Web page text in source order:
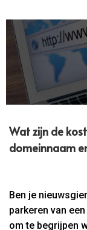
Wat zijn de
domeinnaam
Ben je
parkeren van
om te begrijpen